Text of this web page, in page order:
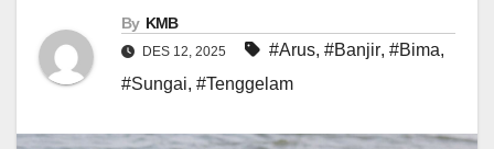
By KMB
DES 12, 2025 #Arus, #Banjir, #Bima,
#Sungai, #Tenggelam